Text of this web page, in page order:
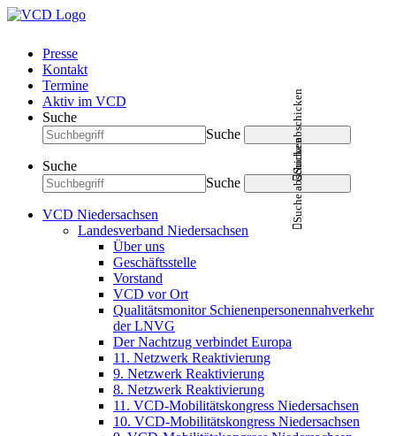
Presse
Kontakt
Termine
Aktiv im VCD
Suche
Suche
Suche abschicken
Suche
Suche
Suche abschicken
VCD Niedersachsen
Landesverband Niedersachsen
Über uns
Geschäftsstelle
Vorstand
VCD vor Ort
Qualitätsmonitor Schienenpersonennahverkehr
der LNVG
Der Nachtzug verbindet Europa
11. Netzwerk Reaktivierung
9. Netzwerk Reaktivierung
8. Netzwerk Reaktivierung
11. VCD-Mobilitätskongress Niedersachsen
10. VCD-Mobilitätskongress Niedersachsen